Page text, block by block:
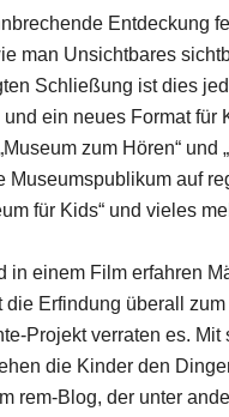
Entdeckung
man Unsichtbares
Schließung ist dies
ein neues Format für
zum Hören“
Museumspublikum auf
für Kids“ und vieles
in einem Film erfahren
die Erfindung überall
Projekt verraten es.
die Kinder den
rem-Blog, der unter